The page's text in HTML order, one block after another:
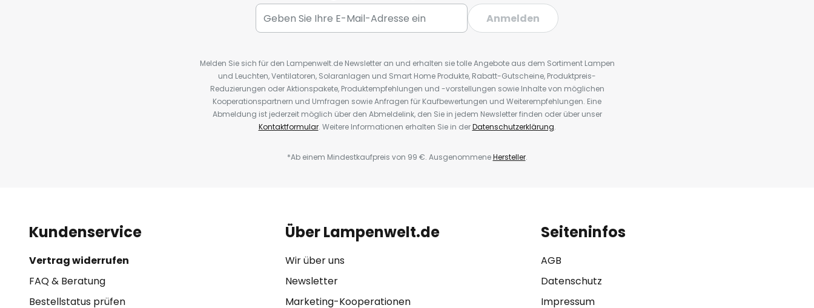
Anmelden
Melden Sie sich für den Lampenwelt.de Newsletter an und erhalten sie tolle Angebote aus dem Sortiment Lampen
und Leuchten, Ventilatoren, Solaranlagen und Smart Home Produkte, Rabatt-Gutscheine, Produktpreis-
Reduzierungen oder Aktionspakete, Produktempfehlungen und -vorstellungen sowie Inhalte von möglichen
Kooperationspartnern und Umfragen sowie Anfragen für Kaufbewertungen und Weiterempfehlungen. Eine
Abmeldung ist jederzeit möglich über den Abmeldelink, den Sie in jedem Newsletter finden oder über unser
Kontaktformular. Weitere Informationen erhalten Sie in derDatenschutzerklärung.
*Ab einem Mindestkaufpreis von 99 €. AusgenommeneHersteller.
Kundenservice
Vertrag widerrufen
FAQ & Beratung
Bestellstatus prüfen
Über Lampenwelt.de
Wir über uns
Newsletter
Marketing-Kooperationen
Seiteninfos
AGB
Datenschutz
Impressum